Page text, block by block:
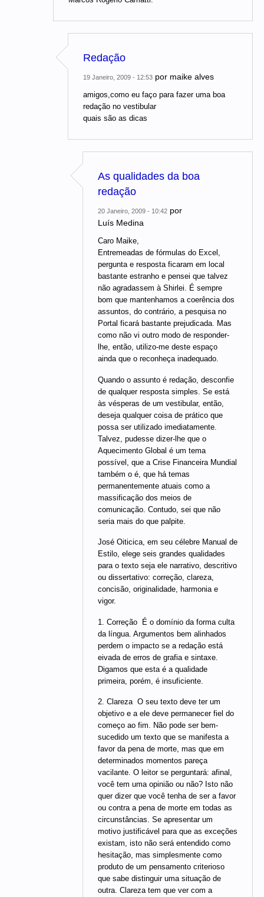
Redação
19 Janeiro, 2009 - 12:53 por maike alves
amigos,como eu faço para fazer uma boa
redação no vestibular
quais são as dicas
As qualidades da boa
redação
20 Janeiro, 2009 - 10:42 por
Luís Medina
Caro Maike,
Entremeadas de fórmulas do Excel,
pergunta e resposta ficaram em local
bastante estranho e pensei que talvez
não agradassem à Shirlei. É sempre
bom que mantenhamos a coerência dos
assuntos, do contrário, a pesquisa no
Portal ficará bastante prejudicada. Mas
como não vi outro modo de responder-
lhe, então, utilizo-me deste espaço
ainda que o reconheça inadequado.
Quando o assunto é redação, desconfie
de qualquer resposta simples. Se está
às vésperas de um vestibular, então,
deseja qualquer coisa de prático que
possa ser utilizado imediatamente.
Talvez, pudesse dizer-lhe que o
Aquecimento Global é um tema
possível, que a Crise Financeira Mundial
também o é, que há temas
permanentemente atuais como a
massificação dos meios de
comunicação. Contudo, sei que não
seria mais do que palpite.
José Oiticica, em seu célebre Manual de
Estilo, elege seis grandes qualidades
para o texto seja ele narrativo, descritivo
ou dissertativo: correção, clareza,
concisão, originalidade, harmonia e
vigor.
1. Correção  É o domínio da forma culta
da língua. Argumentos bem alinhados
perdem o impacto se a redação está
eivada de erros de grafia e sintaxe.
Digamos que esta é a qualidade
primeira, porém, é insuficiente.
2. Clareza  O seu texto deve ter um
objetivo e a ele deve permanecer fiel do
começo ao fim. Não pode ser bem-
sucedido um texto que se manifesta a
favor da pena de morte, mas que em
determinados momentos pareça
vacilante. O leitor se perguntará: afinal,
você tem uma opinião ou não? Isto não
quer dizer que você tenha de ser a favor
ou contra a pena de morte em todas as
circunstâncias. Se apresentar um
motivo justificável para que as exceções
existam, isto não será entendido como
hesitação, mas simplesmente como
produto de um pensamento criterioso
que sabe distinguir uma situação de
outra. Clareza tem que ver com a